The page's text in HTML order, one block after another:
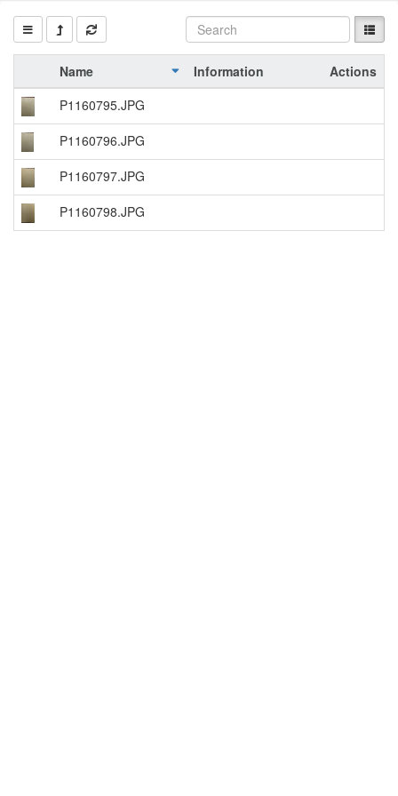
Name Information
Actions
P1160795.JPG
P1160796.JPG
P1160797.JPG
P1160798.JPG